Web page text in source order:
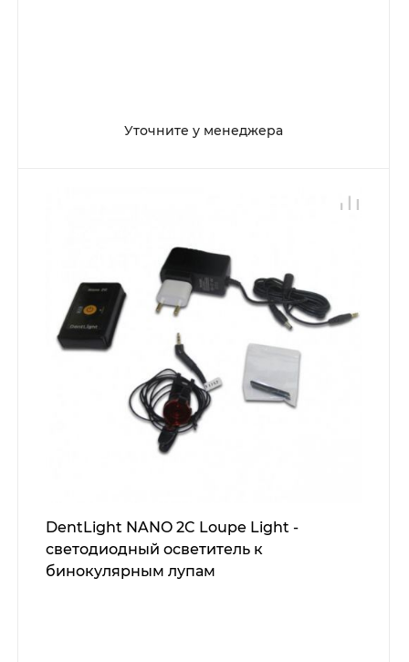
Уточните у менеджера
DentLight NANO 2C Loupe Light -
светодиодный осветитель к
бинокулярным лупам